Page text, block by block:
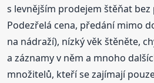
s levnějším prodejem štěňat
Podezřelá cena, předání mimo
na nádraží), nízký věk štěněte,
a záznamy v něm a mnoho
množitelů, kteří se zajímají